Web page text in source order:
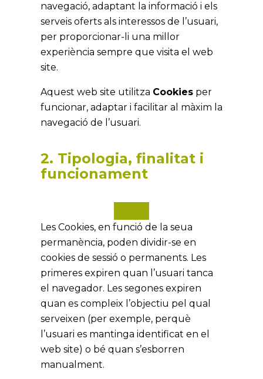
navegació, adaptant la informació i els
serveis oferts als interessos de l’usuari,
per proporcionar-li una millor
experiència sempre que visita el web
site.
Aquest web site utilitza Cookies per
funcionar, adaptar i facilitar al màxim la
navegació de l’usuari.
2. Tipologia, finalitat i
funcionament
Les Cookies, en funció de la seua
permanència, poden dividir-se en
cookies de sessió o permanents. Les
primeres expiren quan l’usuari tanca
el navegador. Les segones expiren
quan es compleix l’objectiu pel qual
serveixen (per exemple, perquè
l’usuari es mantinga identificat en el
web site) o bé quan s’esborren
manualment.